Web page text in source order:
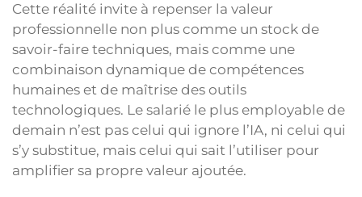
Cette réalité invite à repenser la valeur
professionnelle non plus comme un stock de
savoir-faire techniques, mais comme une
combinaison dynamique de compétences
humaines et de maîtrise des outils
technologiques. Le salarié le plus employable de
demain n’est pas celui qui ignore l’IA, ni celui qui
s’y substitue, mais celui qui sait l’utiliser pour
amplifier sa propre valeur ajoutée.